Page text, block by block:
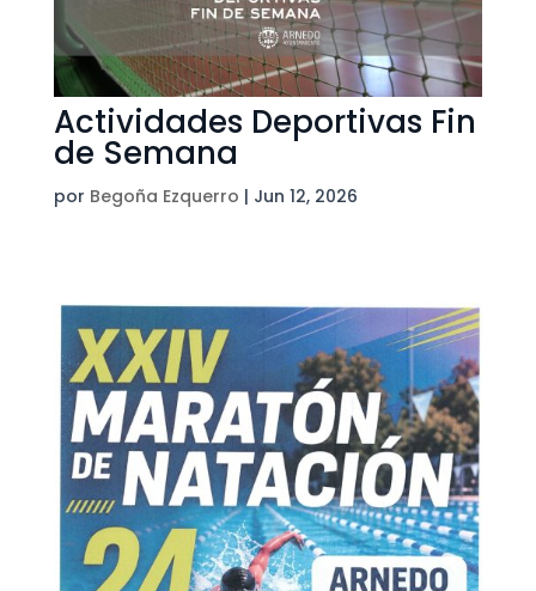
Actividades Deportivas Fin
de Semana
por Begoña Ezquerro | Jun 12, 2026